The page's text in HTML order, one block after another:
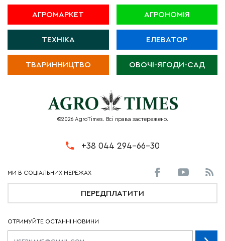
АГРОМАРКЕТ АГРОНОМІЯ
ТЕХНІКА ЕЛЕВАТОР
ТВАРИННИЦТВО ОВОЧІ-ЯГОДИ-САД
©2026 AgroTimes. Всі права застережено.
+38 044 294-66-30
ПЕРЕДПЛАТИТИ
ОТРИМУЙТЕ ОСТАННІ НОВИНИ